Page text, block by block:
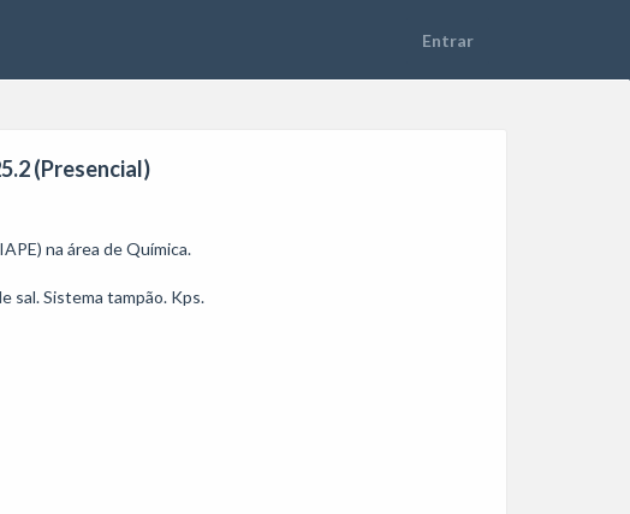
(Presencial)
na área de Química.
sal. Sistema tampão. Kps.